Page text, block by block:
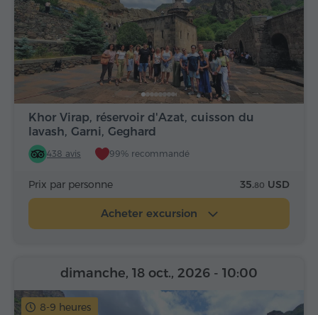
Khor Virap, réservoir d'Azat, cuisson du
lavash, Garni, Geghard
438 avis 99% recommandé
Prix par personne 35.80 USD
Acheter excursion
8-9 heures
dimanche, 18 oct., 2026 - 10:00